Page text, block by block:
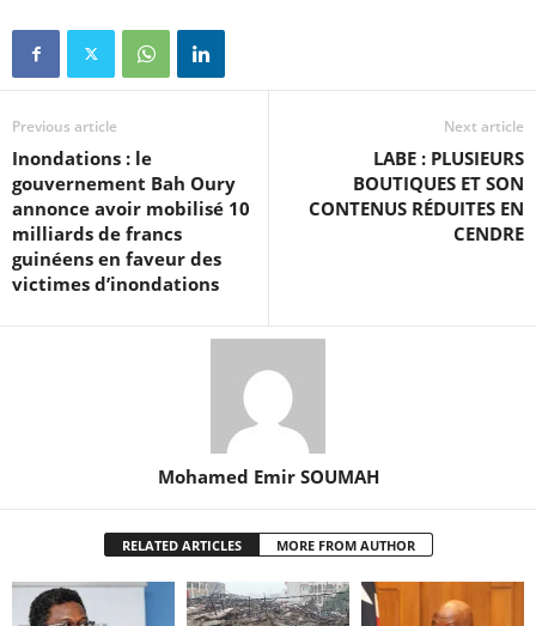
Previous article
Inondations : le
gouvernement Bah Oury
annonce avoir mobilisé 10
milliards de francs
guinéens en faveur des
victimes d’inondations
Next article
LABE : PLUSIEURS
BOUTIQUES ET SON
CONTENUS RÉDUITES EN
CENDRE
Mohamed Emir SOUMAH
RELATED ARTICLES MORE FROM AUTHOR